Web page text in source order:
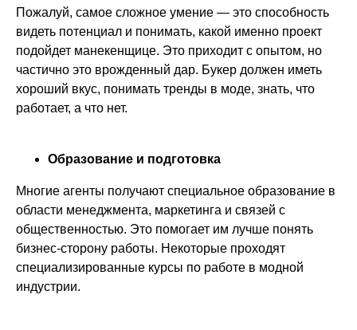
Пожалуй, самое сложное умение — это способность
видеть потенциал и понимать, какой именно проект
подойдет манекенщице. Это приходит с опытом, но
частично это врожденный дар. Букер должен иметь
хороший вкус, понимать тренды в моде, знать, что
работает, а что нет.
Образование и подготовка
Многие агенты получают специальное образование в
области менеджмента, маркетинга и связей с
общественностью. Это помогает им лучше понять
бизнес-сторону работы. Некоторые проходят
специализированные курсы по работе в модной
индустрии.